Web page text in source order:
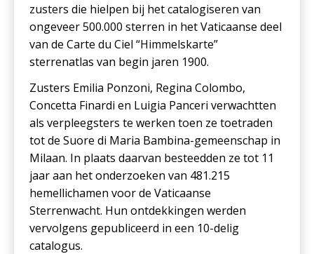
zusters die hielpen bij het catalogiseren van
ongeveer 500.000 sterren in het Vaticaanse deel
van de Carte du Ciel “Himmelskarte”
sterrenatlas van begin jaren 1900.
Zusters Emilia Ponzoni, Regina Colombo,
Concetta Finardi en Luigia Panceri verwachtten
als verpleegsters te werken toen ze toetraden
tot de Suore di Maria Bambina-gemeenschap in
Milaan. In plaats daarvan besteedden ze tot 11
jaar aan het onderzoeken van 481.215
hemellichamen voor de Vaticaanse
Sterrenwacht. Hun ontdekkingen werden
vervolgens gepubliceerd in een 10-delig
catalogus.